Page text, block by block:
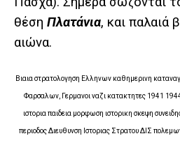
θέση Πλατάνια, και παλαιά
αιώνα.
Βιαια στρατολογηση Ελληνων καθημερινη
Φαρσαλων, Γερμανοι ναζι κατακτητες 1941
ιστορια παιδεια μορφωση ιστορικη σκεψη
περιοδος Διευθυνση Ιστοριας Στρατου ΔΙΣ